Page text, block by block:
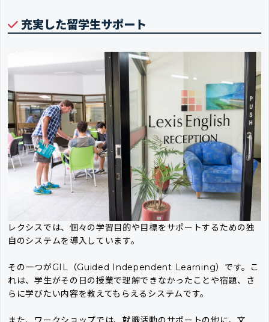
充実した留学生サポート
レクシスでは、個々の学習目的や目標をサポートするための独
自のシステムを導入しています。
その一つがGIL（Guided Independent Learning）です。こ
れは、学生がその日の授業で理解できなかったことや宿題、さ
らに学びたい内容を教えてもらえるシステムです。